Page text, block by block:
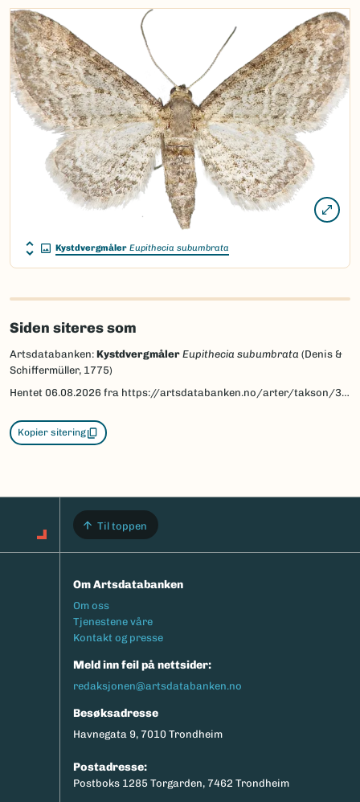
Kystdvergmåler Eupithecia subumbrata
Siden siteres som
Artsdatabanken: Kystdvergmåler Eupithecia subumbrata (Denis &
Schiffermüller, 1775)
Hentet 06.08.2026 fra https://artsdatabanken.no/arter/takson/30162
Kopier sitering
Til toppen
Om Artsdatabanken
Footermeny
Om oss
Tjenestene våre
Kontakt og presse
Meld inn feil på nettsider:
redaksjonen@artsdatabanken.no
Besøksadresse
Havnegata 9, 7010 Trondheim
Postadresse:
Postboks 1285 Torgarden, 7462 Trondheim